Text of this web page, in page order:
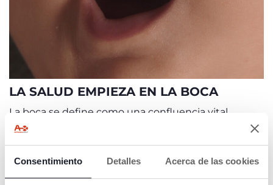
Consentimiento Detalles Acerca de las cookies
LA SALUD EMPIEZA EN LA BOCA
La boca se define como una confluencia vital
porque existen
, estrechamente
fundamentales para el crecimiento sano del bebé:
RESPIRAR, SUCCIONAR, TRAGAR, MASTICAR y